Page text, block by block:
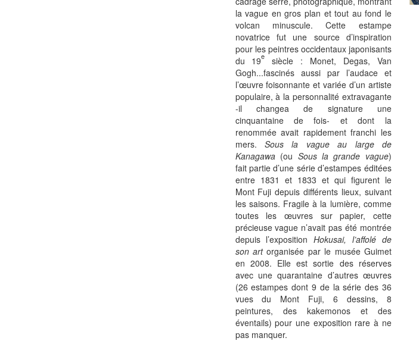
la vague en gros plan et tout au fond le
volcan minuscule. Cette estampe
novatrice fut une source d’inspiration
pour les peintres occidentaux japonisants
du 19e
siècle : Monet, Degas, Van
Gogh...fascinés aussi par l’audace et
l’œuvre foisonnante et variée d’un artiste
populaire, à la personnalité extravagante
-il changea de signature une
cinquantaine de fois- et dont la
renommée avait rapidement franchi les
mers. Sous la vague au large de
Kanagawa (ou Sous la grande vague)
fait partie d’une série d’estampes éditées
entre 1831 et 1833 et qui figurent le
Mont Fuji depuis différents lieux, suivant
les saisons. Fragile à la lumière, comme
toutes les œuvres sur papier, cette
précieuse vague n’avait pas été montrée
depuis l’expositionHokusai, l’affolé de
son artorganisée par le musée Guimet
en 2008. Elle est sortie des réserves
avec une quarantaine d’autres œuvres
(26 estampes dont 9 de la série des 36
vues du Mont Fuji, 6 dessins, 8
peintures, des kakemonos et des
éventails) pour une exposition rare à ne
pas manquer.